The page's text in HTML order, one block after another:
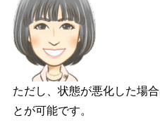
ただし、状態が悪化した場
とが可能です。